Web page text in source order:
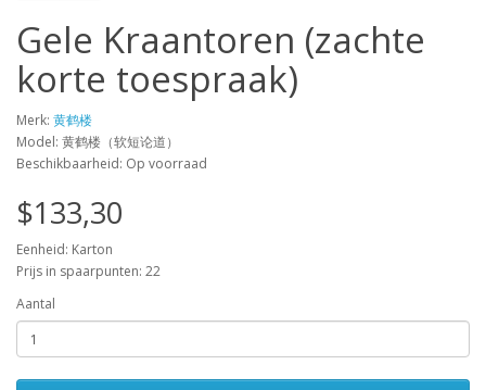
Gele Kraantoren (zachte
korte toespraak)
Merk: 黄鹤楼
Model: 黄鹤楼（软短论道）
Beschikbaarheid: Op voorraad
$133,30
Eenheid: Karton
Prijs in spaarpunten: 22
Aantal